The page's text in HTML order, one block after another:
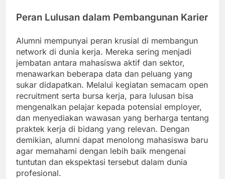
Peran Lulusan dalam Pembangunan Karier
Alumni mempunyai peran krusial di membangun
network di dunia kerja. Mereka sering menjadi
jembatan antara mahasiswa aktif dan sektor,
menawarkan beberapa data dan peluang yang
sukar didapatkan. Melalui kegiatan semacam open
recruitment serta bursa kerja, para lulusan bisa
mengenalkan pelajar kepada potensial employer,
dan menyediakan wawasan yang berharga tentang
praktek kerja di bidang yang relevan. Dengan
demikian, alumni dapat menolong mahasiswa baru
agar memahami dengan lebih baik mengenai
tuntutan dan ekspektasi tersebut dalam dunia
profesional.